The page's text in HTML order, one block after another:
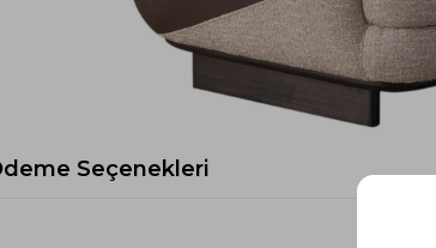
Gri TV Ünitesi
Beyaz TV Ünitesi
Siyah TV Ünitesi
Şömineli TV Ünitesi
Dresuar
Seçenekleri